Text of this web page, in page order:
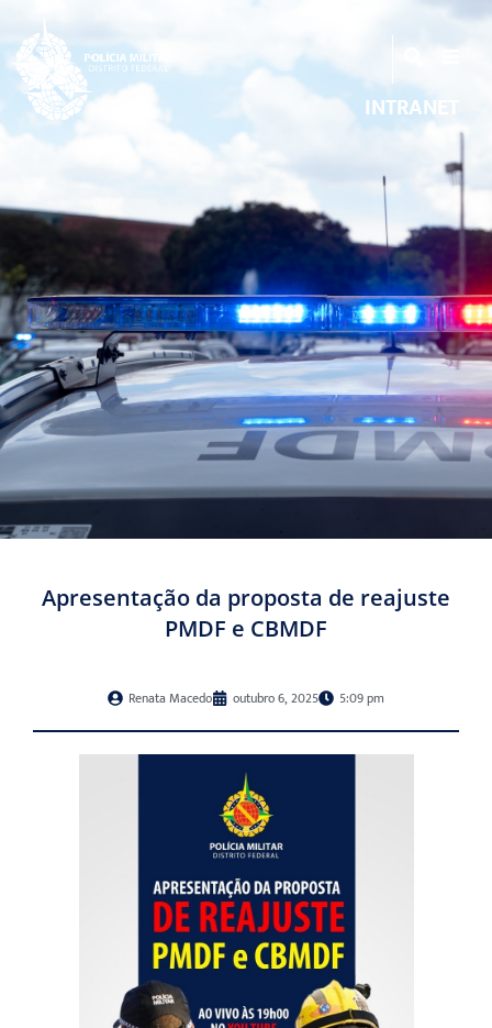
INTRANET
Apresentação da proposta de reajuste
PMDF e CBMDF
Renata Macedo outubro 6, 2025 5:09 pm